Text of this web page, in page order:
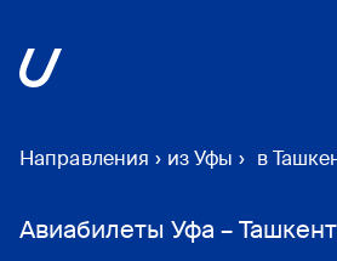
Направления › из Уфы › в
Авиабилеты Уфа – Ташкент